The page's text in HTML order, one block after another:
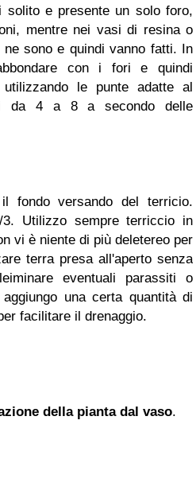
e presente un solo foro,
mentre nei vasi di resina o
sono e quindi vanno fatti. In
con i fori e quindi
le punte adatte al
da 4 a 8 a secondo delle
fondo versando del terricio.
Utilizzo sempre terriccio in
vi è niente di più deletereo per
terra presa all'aperto senza
eventuali parassiti o
una certa quantità di
facilitare il drenaggio.
della pianta dal vaso.